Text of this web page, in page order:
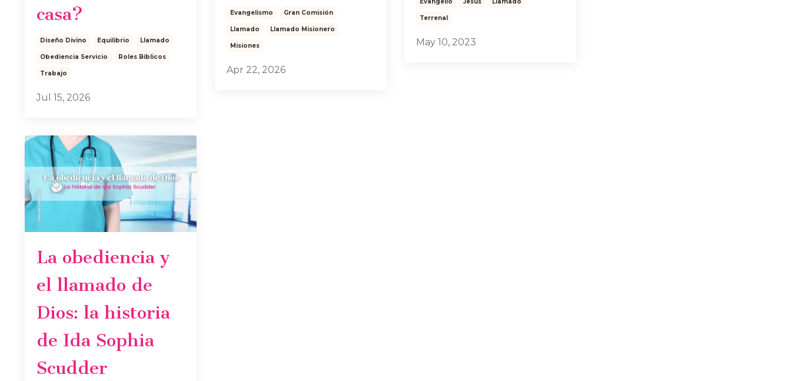
casa?
Diseño Divino Equilibrio Llamado
Obediencia Servicio Roles Bíblicos
Trabajo
Jul 15, 2026
Evangelismo Gran Comisión
Llamado Llamado Misionero
Misiones
Apr 22, 2026
Terrenal
May 10, 2023
La obediencia y
el llamado de
Dios: la historia
de Ida Sophia
Scudder